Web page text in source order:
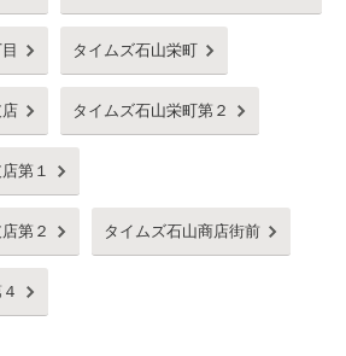
タイムズ石山栄町
タイムズ石山栄町第２
第１
第２ タイムズ石山商店街前